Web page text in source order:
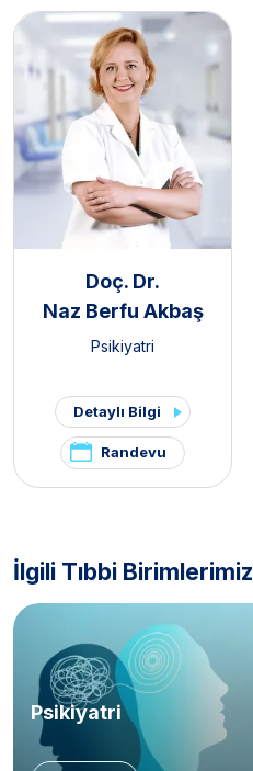
Doç. Dr.
Naz Berfu Akbaş
Psikiyatri
Detaylı Bilgi
Randevu
İlgili Tıbbi Birimlerimiz
Psikiyatri